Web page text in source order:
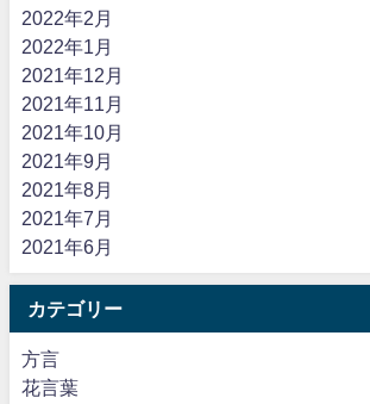
2022年2月
2022年1月
2021年12月
2021年11月
2021年10月
2021年9月
2021年8月
2021年7月
2021年6月
カテゴリー
方言
花言葉